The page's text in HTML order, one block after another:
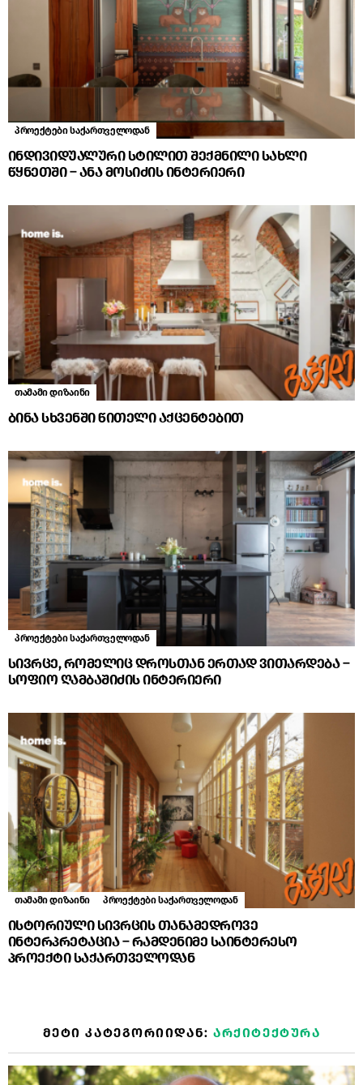
პროექტები საქართველოდან
ინდივიდუალური სტილით შექმნილი სახლი
წყნეთში – ანა მოსიძის ინტერიერი
თამამი დიზაინი
ბინა სხვენში წითელი აქცენტებით
პროექტები საქართველოდან
სივრცე, რომელიც დროსთან ერთად ვითარდება –
სოფიო ღამბაშიძის ინტერიერი
თამამი დიზაინი პროექტები საქართველოდან
ისტორიული სივრცის თანამედროვე
ინტერპრეტაცია – რამდენიმე საინტერესო
პროექტი საქართველოდან
ᲛᲔᲢᲘ ᲙᲐᲢᲔᲒᲝᲠᲘᲘᲓᲐᲜ:ᲐᲠᲥᲘᲢᲔᲥᲢᲣᲠᲐ